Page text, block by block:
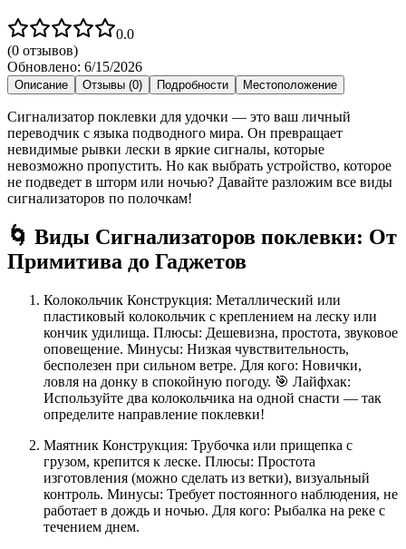
0.0
(0 отзывов)
Обновлено: 6/15/2026
Описание Отзывы (0) Подробности Местоположение
Сигнализатор поклевки для удочки — это ваш личный
переводчик с языка подводного мира. Он превращает
невидимые рывки лески в яркие сигналы, которые
невозможно пропустить. Но как выбрать устройство, которое
не подведет в шторм или ночью? Давайте разложим все виды
сигнализаторов по полочкам!
🌀 Виды Сигнализаторов поклевки: От
Примитива до Гаджетов
Колокольчик Конструкция: Металлический или
пластиковый колокольчик с креплением на леску или
кончик удилища. Плюсы: Дешевизна, простота, звуковое
оповещение. Минусы: Низкая чувствительность,
бесполезен при сильном ветре. Для кого: Новички,
ловля на донку в спокойную погоду. 🎯 Лайфхак:
Используйте два колокольчика на одной снасти — так
определите направление поклевки!
Маятник Конструкция: Трубочка или прищепка с
грузом, крепится к леске. Плюсы: Простота
изготовления (можно сделать из ветки), визуальный
контроль. Минусы: Требует постоянного наблюдения, не
работает в дождь и ночью. Для кого: Рыбалка на реке с
течением днем.